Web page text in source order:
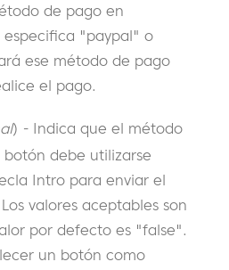
de pago en
especifica "paypal" o
ese método de pago
el pago.
) - Indica que el método
debe utilizarse
Intro para enviar el
valores aceptables son
por defecto es "false".
un botón como